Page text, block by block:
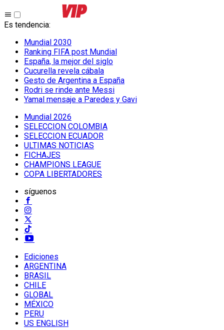
Es tendencia:
Mundial 2030
Ranking FIFA post Mundial
España, la mejor del siglo
Cucurella revela cábala
Gesto de Argentina a España
Rodri se rinde ante Messi
Yamal mensaje a Paredes y Gavi
Mundial 2026
SELECCION COLOMBIA
SELECCION ECUADOR
ULTIMAS NOTICIAS
FICHAJES
CHAMPIONS LEAGUE
COPA LIBERTADORES
síguenos
Ediciones
ARGENTINA
BRASIL
CHILE
GLOBAL
MÉXICO
PERU
US ENGLISH